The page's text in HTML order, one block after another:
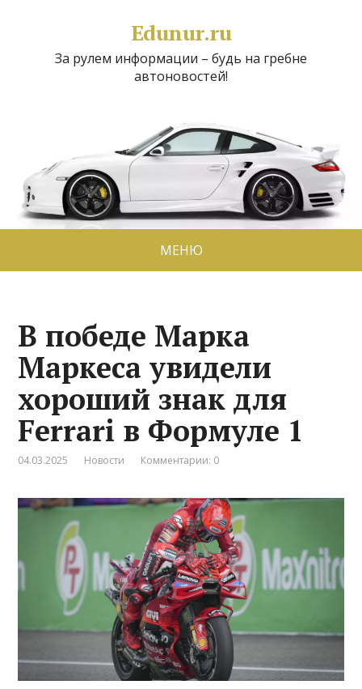
Edunur.ru
За рулем информации – будь на гребне
автоновостей!
МЕНЮ
В победе Марка
Маркеса увидели
хороший знак для
Ferrari в Формуле 1
04.03.2025 Новости Комментарии: 0